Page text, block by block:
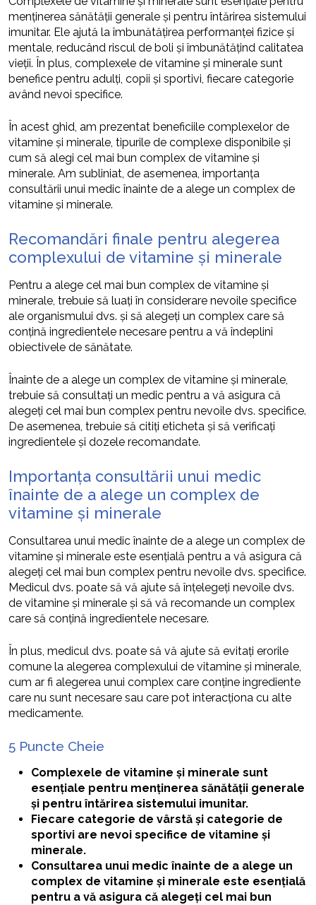
menținerea sănătății generale și pentru întărirea sistemului
imunitar. Ele ajută la îmbunătățirea performanței fizice și
mentale, reducând riscul de boli și îmbunătățind calitatea
vieții. În plus, complexele de vitamine și minerale sunt
benefice pentru adulți, copii și sportivi, fiecare categorie
având nevoi specifice.
În acest ghid, am prezentat beneficiile complexelor de
vitamine și minerale, tipurile de complexe disponibile și
cum să alegi cel mai bun complex de vitamine și
minerale. Am subliniat, de asemenea, importanța
consultării unui medic înainte de a alege un complex de
vitamine și minerale.
Recomandări finale pentru alegerea
complexului de vitamine și minerale
Pentru a alege cel mai bun complex de vitamine și
minerale, trebuie să luați în considerare nevoile specifice
ale organismului dvs. și să alegeți un complex care să
conțină ingredientele necesare pentru a vă îndeplini
obiectivele de sănătate.
Înainte de a alege un complex de vitamine și minerale,
trebuie să consultați un medic pentru a vă asigura că
alegeți cel mai bun complex pentru nevoile dvs. specifice.
De asemenea, trebuie să citiți eticheta și să verificați
ingredientele și dozele recomandate.
Importanța consultării unui medic
înainte de a alege un complex de
vitamine și minerale
Consultarea unui medic înainte de a alege un complex de
vitamine și minerale este esențială pentru a vă asigura că
alegeți cel mai bun complex pentru nevoile dvs. specifice.
Medicul dvs. poate să vă ajute să înțelegeți nevoile dvs.
de vitamine și minerale și să vă recomande un complex
care să conțină ingredientele necesare.
În plus, medicul dvs. poate să vă ajute să evitați erorile
comune la alegerea complexului de vitamine și minerale,
cum ar fi alegerea unui complex care conține ingrediente
care nu sunt necesare sau care pot interacționa cu alte
medicamente.
5 Puncte Cheie
Complexele de vitamine și minerale sunt
esențiale pentru menținerea sănătății generale
și pentru întărirea sistemului imunitar.
Fiecare categorie de vârstă și categorie de
sportivi are nevoi specifice de vitamine și
minerale.
Consultarea unui medic înainte de a alege un
complex de vitamine și minerale este esențială
pentru a vă asigura că alegeți cel mai bun